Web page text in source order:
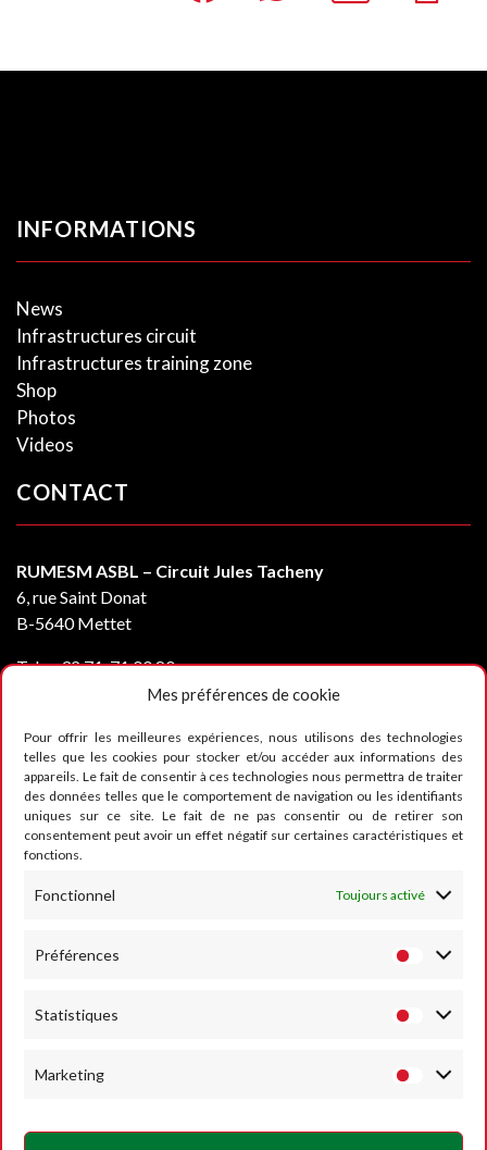
Mes préférences de cookie
Pour offrir les meilleures expériences, nous utilisons des technologies
telles que les cookies pour stocker et/ou accéder aux informations des
appareils. Le fait de consentir à ces technologies nous permettra de traiter
des données telles que le comportement de navigation ou les identifiants
uniques sur ce site. Le fait de ne pas consentir ou de retirer son
consentement peut avoir un effet négatif sur certaines caractéristiques et
fonctions.
Fonctionnel Toujours activé
Préférences
Statistiques
Marketing
INFORMATIONS
News
Infrastructures circuit
Infrastructures training zone
Shop
Photos
Videos
CONTACT
RUMESM ASBL – Circuit Jules Tacheny
6, rue Saint Donat
B-5640 Mettet
Tel :+32 71-71 00 80
info@mettet-xp.be
TVA : BE0409 501 435
Charte de vie privée
Conditions générales d’utilisation
SUIVEZ-NOUS